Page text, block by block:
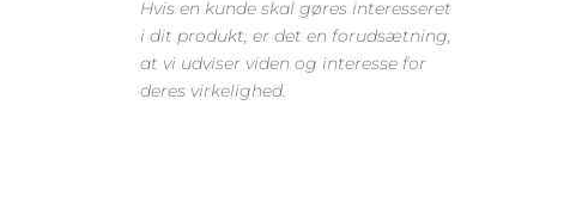
Hvis en kunde skal gøres interesseret
i dit produkt, er det en forudsætning,
at vi udviser viden og interesse for
deres virkelighed.